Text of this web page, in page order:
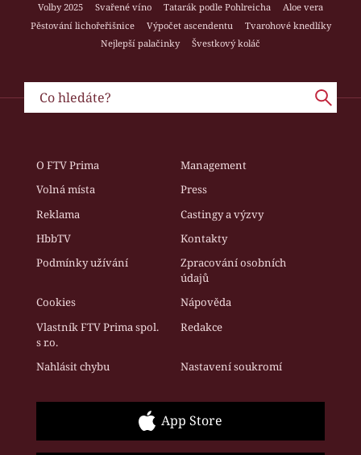
Volby 2025
Svařené víno Tatarák podle Pohlreicha
Aloe vera
Pěstování lichořeřišnice
Výpočet ascendentu
Tvarohové knedlíky
Nejlepší palačinky
Švestkový koláč
O FTV Prima
Management
Volná místa
Press
Reklama
Castingy a výzvy
HbbTV
Kontakty
Podmínky užívání
Zpracování osobních
údajů
Cookies
Nápověda
Vlastník FTV Prima spol.
s r.o.
Redakce
Nahlásit chybu Nastavení soukromí
App Store